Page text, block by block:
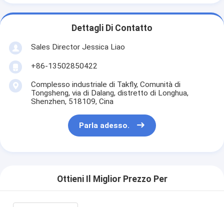
Dettagli Di Contatto
Sales Director Jessica Liao
+86-13502850422
Complesso industriale di Takfly, Comunità di
Tongsheng, via di Dalang, distretto di Longhua,
Shenzhen, 518109, Cina
Parla adesso.
Ottieni Il Miglior Prezzo Per